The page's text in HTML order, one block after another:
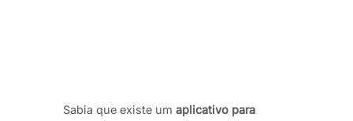
Sabia que existe um aplicativo para